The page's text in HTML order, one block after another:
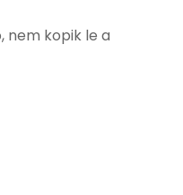
nem kopik le a